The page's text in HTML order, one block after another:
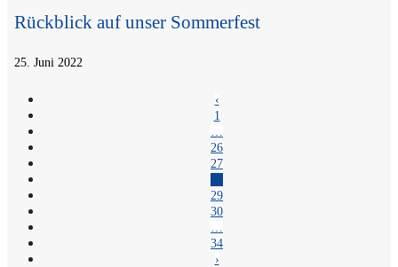
Rück­blick auf unser Sommerfest
25. Juni 2022
‹
1
26
27
29
30
34
›